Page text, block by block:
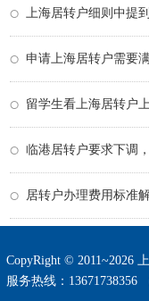
上海居转户细则中提
申请上海居转户需要
留学生看上海居转户
临港居转户要求下调
居转户办理费用标准
CopyRight © 2011~2026
服务热线：13671738356